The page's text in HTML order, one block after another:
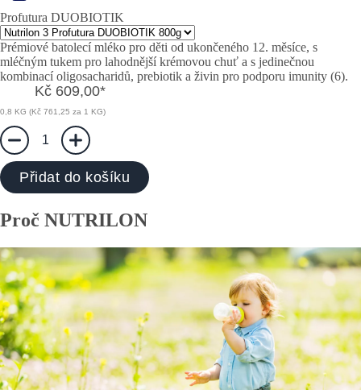
Profutura DUOBIOTIK
Prémiové batolecí mléko pro děti od ukončeného 12. měsíce, s
mléčným tukem pro lahodnější krémovou chuť a s jedinečnou
kombinací oligosacharidů, prebiotik a živin pro podporu imunity (6).
Kč 609,00*
0,8 KG (Kč 761,25 za 1 KG)
1
Přidat do košíku
Proč NUTRILON